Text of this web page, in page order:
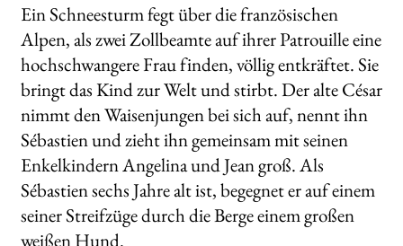
Ein Schneesturm fegt über die französischen
Alpen, als zwei Zollbeamte auf ihrer Patrouille eine
hochschwangere Frau finden, völlig entkräftet. Sie
bringt das Kind zur Welt und stirbt. Der alte César
nimmt den Waisenjungen bei sich auf, nennt ihn
Sébastien und zieht ihn gemeinsam mit seinen
Enkelkindern Angelina und Jean groß. Als
Sébastien sechs Jahre alt ist, begegnet er auf einem
seiner Streifzüge durch die Berge einem großen
weißen Hund.